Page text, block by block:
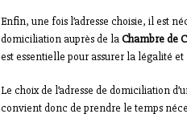
Enfin, une fois l’adresse choisie, il est
domiciliation auprès de laChambre de
est essentielle pour assurer la légalité
Le choix de l’adresse de domiciliation
convient donc de prendre le temps